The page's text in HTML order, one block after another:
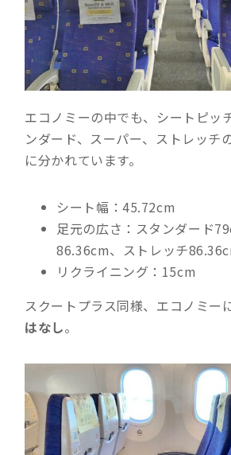
エコノミーの中でも、シートピッ
ンダード、スーパー、ストレッチ
に分かれています。
シート幅：45.72cm
足元の広さ：スタンダード
86.36cm、ストレッチ
リクライニング：15cm
スクートプラス同様、エコノミー
はなし。